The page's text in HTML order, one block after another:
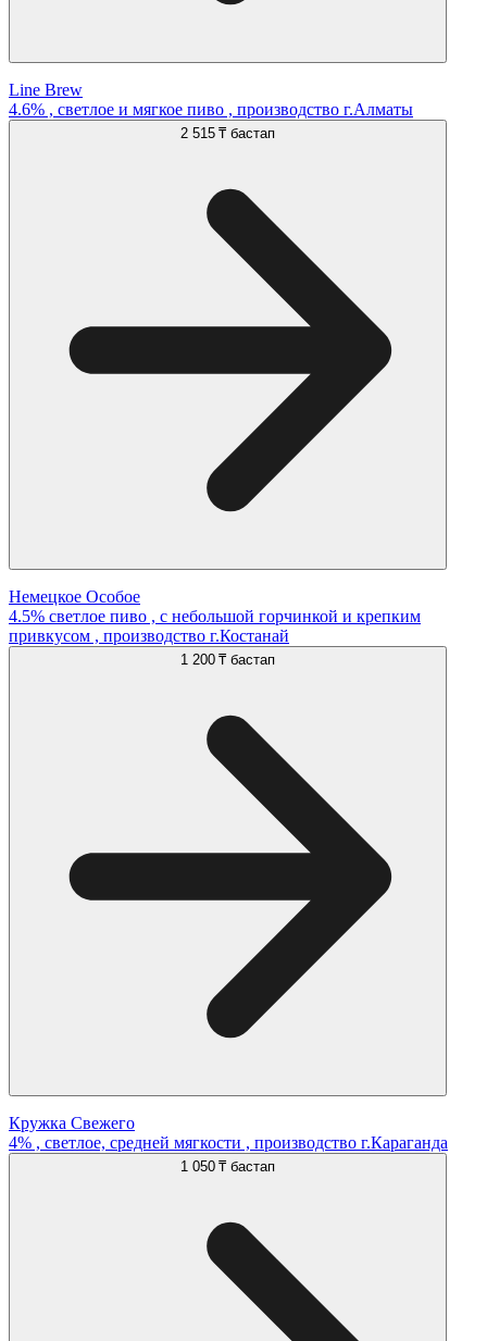
Line Brew
4.6% , светлое и мягкое пиво , производство г.Алматы
2 515 ₸ бастап
Немецкое Особое
4.5% светлое пиво , с небольшой горчинкой и крепким
привкусом , производство г.Костанай
1 200 ₸ бастап
Кружка Свежего
4% , светлое, средней мягкости , производство г.Караганда
1 050 ₸ бастап